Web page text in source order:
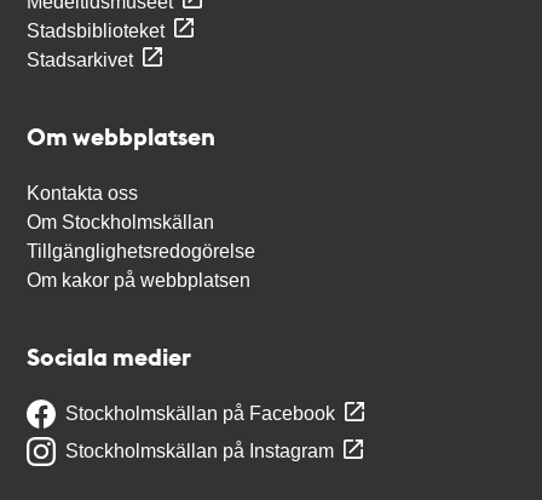
Stadsbiblioteket
Stadsarkivet
Om webbplatsen
Kontakta oss
Om Stockholmskällan
Tillgänglighetsredogörelse
Om kakor på webbplatsen
Sociala medier
Stockholmskällan på Facebook
Stockholmskällan på Instagram